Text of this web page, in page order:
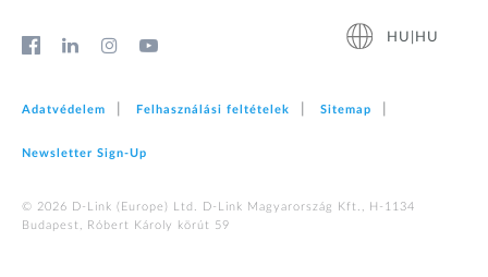
HU|HU
Adatvédelem Felhasználási feltételek Sitemap
Newsletter Sign‑Up
© 2026 D‑Link (Europe) Ltd. D-Link Magyarország Kft., H-1134
Budapest, Róbert Károly körút 59